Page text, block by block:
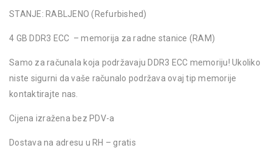
STANJE: RABLJENO (Refurbished)
4 GB DDR3 ECC – memorija za radne stanice (RAM)
Samo za računala koja podržavaju DDR3 ECC memoriju! Ukoliko
niste sigurni da vaše računalo podržava ovaj tip memorije
kontaktirajte nas.
Cijena izražena bez PDV-a
Dostava na adresu u RH – gratis